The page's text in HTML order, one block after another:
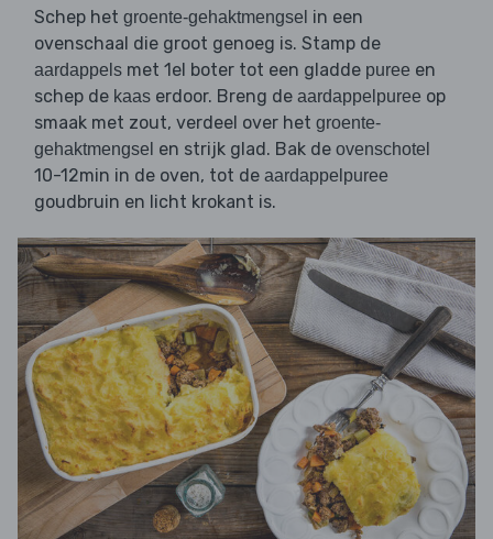
Schep het groente-gehaktmengsel in een
ovenschaal die groot genoeg is. Stamp de
aardappels met 1el boter tot een gladde puree en
schep de kaas erdoor. Breng de aardappelpuree op
smaak met zout, verdeel over het groente-
gehaktmengsel en strijk glad. Bak de ovenschotel
10-12min in de oven, tot de aardappelpuree
goudbruin en licht krokant is.